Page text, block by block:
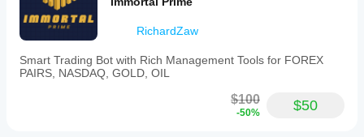
RichardZaw
Smart Trading Bot with Rich Management Tools for FOREX
PAIRS, NASDAQ, GOLD, OIL
$100
-50% $50